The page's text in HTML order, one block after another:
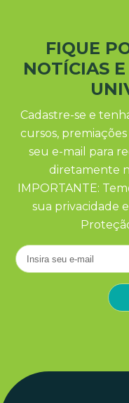
FIQUE
NOTÍCIAS
Cadastre-se e
cursos,
seu e-mail para
diretamente
IMPORTANTE:
sua privacidade